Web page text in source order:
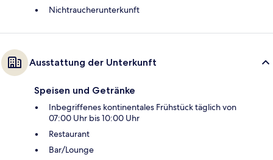
Nichtraucherunterkunft
Ausstattung der Unterkunft
Speisen und Getränke
Inbegriffenes kontinentales Frühstück täglich von
07:00 Uhr bis 10:00 Uhr
Restaurant
Bar/Lounge